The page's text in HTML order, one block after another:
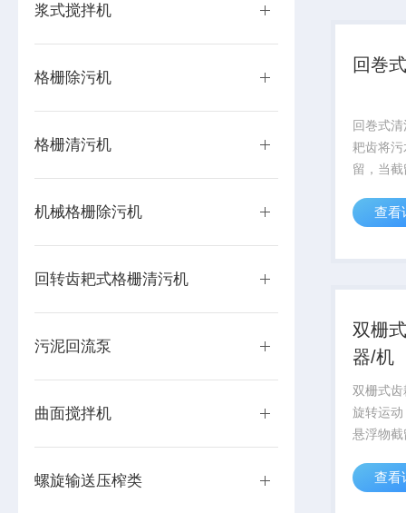
浆式搅拌机
格栅除污机
格栅清污机
机械格栅除污机
回转齿耙式格栅清污机
污泥回流泵
曲面搅拌机
螺旋输送压榨类
回巻
回巻式
耙齿将
留，当
杂物自
向运转
查看
双栅
器/机
双栅式
旋转运
悬浮物
向，固
查看